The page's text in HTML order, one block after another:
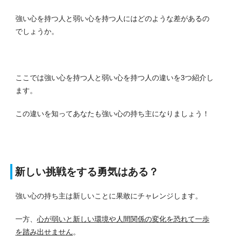
強い心を持つ人と弱い心を持つ人にはどのような差があるの
でしょうか。
ここでは強い心を持つ人と弱い心を持つ人の違いを3つ紹介し
ます。
この違いを知ってあなたも強い心の持ち主になりましょう！
新しい挑戦をする勇気はある？
強い心の持ち主は新しいことに果敢にチャレンジします。
一方、 心が弱いと新しい環境や人間関係の変化を恐れて一歩
を踏み出せません。